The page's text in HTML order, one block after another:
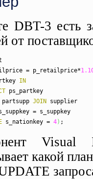
DBT-3 есть
от
= p_retailprice*
IN
ps_partkey
JOINsupplier
= s_suppkey
s_nationkey = 4) ;
какой